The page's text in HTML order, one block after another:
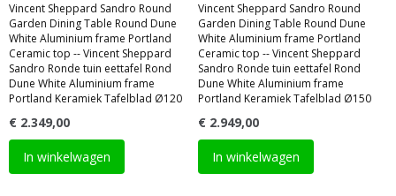
Vincent Sheppard Sandro Round
Garden Dining Table Round Dune
White Aluminium frame Portland
Ceramic top -- Vincent Sheppard
Sandro Ronde tuin eettafel Rond
Dune White Aluminium frame
Portland Keramiek Tafelblad Ø120
€ 2.349,00
In winkelwagen
Vincent Sheppard Sandro Round
Garden Dining Table Round Dune
White Aluminium frame Portland
Ceramic top -- Vincent Sheppard
Sandro Ronde tuin eettafel Rond
Dune White Aluminium frame
Portland Keramiek Tafelblad Ø150
€ 2.949,00
In winkelwagen